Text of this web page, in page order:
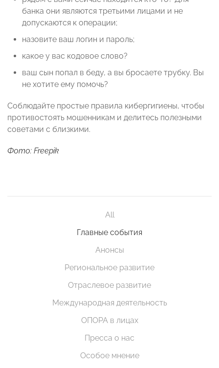
банка они являются третьими лицами и не
допускаются к операции;
назовите ваш логин и пароль;
какое у вас кодовое слово?
ваш сын попал в беду, а вы бросаете трубку. Вы
не хотите ему помочь?
Соблюдайте простые правила кибергигиены, чтобы
противостоять мошенникам и делитесь полезными
советами с близкими.
Фото: Freepik
All
Главные события
Анонсы
Региональное развитие
Отраслевое развитие
Международная деятельность
ОПОРА в лицах
Пресса о нас
Особое мнение